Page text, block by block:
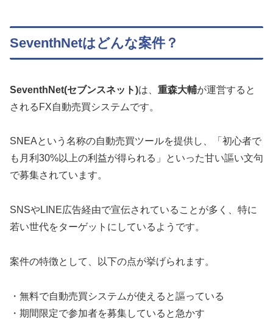
SeventhNetはどんな案件？
SeventhNet(セブンスネット)は、 重森大輔が運営すると
されるFX自動売買システムです。
SNEAという名称の自動売買ツールを提供し、「初心者で
も月利30%以上の利益が得られる」といった甘い謳い文句
で募集されています。
SNSやLINE広告経由で宣伝されていることが多く、特に
若い世代をターゲットにしているようです。
案件の特徴として、以下の点が挙げられます。
・無料で自動売買システムが使えると謳っている
・期間限定で参加者を募集していると急かす